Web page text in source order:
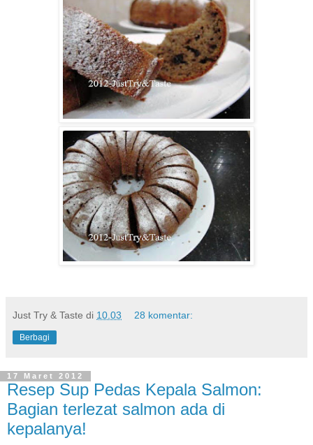
Just Try & Taste di 10.03 28 komentar:
Berbagi
17 Maret 2012
Resep Sup Pedas Kepala Salmon:
Bagian terlezat salmon ada di
kepalanya!